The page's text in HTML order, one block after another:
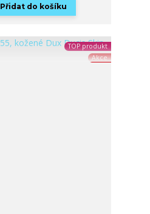
Přidat do košíku
TOP produkt
Akce